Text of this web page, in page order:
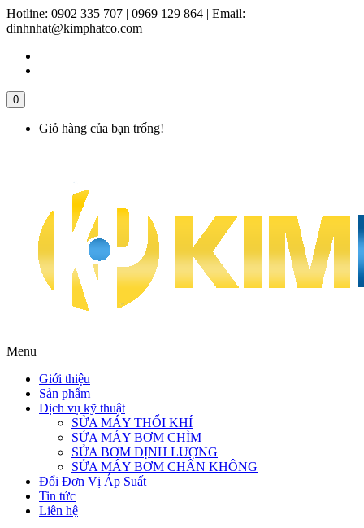
Hotline: 0902 335 707 | 0969 129 864 | Email:
dinhnhat@kimphatco.com
0
Giỏ hàng của bạn trống!
Menu
Giới thiệu
Sản phẩm
Dịch vụ kỹ thuật
SỬA MÁY THỔI KHÍ
SỬA MÁY BƠM CHÌM
SỬA BƠM ĐỊNH LƯỢNG
SỬA MÁY BƠM CHÂN KHÔNG
Đổi Đơn Vị Áp Suất
Tin tức
Liên hệ